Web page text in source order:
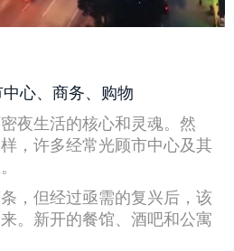
心、商务、购物
夜生活的核心和灵魂。然
，许多经常光顾市中心及其
，但经过亟需的复兴后，该
。新开的餐馆、酒吧和公寓